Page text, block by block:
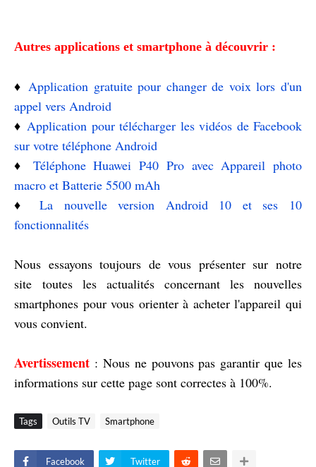
Autres applications et smartphone à découvrir :
♦️Application gratuite pour changer de voix lors d'un
appel vers Android
♦️ Application pour télécharger les vidéos de Facebook
sur votre téléphone Android
♦️ Téléphone Huawei P40 Pro avec Appareil photo
macro et Batterie 5500 mAh
♦️La nouvelle version Android 10 et ses 10
fonctionnalités
Nous essayons toujours de vous présenter sur notre
site toutes les actualités concernant les nouvelles
smartphones pour vous orienter à acheter l'appareil qui
vous convient.
Avertissement : Nous ne pouvons pas garantir que les
informations sur cette page sont correctes à 100%.
Tags Outils TV Smartphone
Facebook Twitter